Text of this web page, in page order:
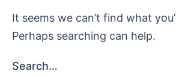
It seems we can’t find what
Perhaps searching can help.
Search…